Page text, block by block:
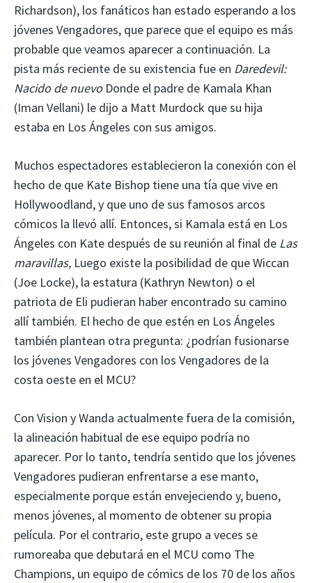
Richardson), los fanáticos han estado esperando a los
jóvenes Vengadores, que parece que el equipo es más
probable que veamos aparecer a continuación. La
pista más reciente de su existencia fue en Daredevil:
Nacido de nuevo Donde el padre de Kamala Khan
(Iman Vellani) le dijo a Matt Murdock que su hija
estaba en Los Ángeles con sus amigos.
Muchos espectadores establecieron la conexión con el
hecho de que Kate Bishop tiene una tía que vive en
Hollywoodland, y que uno de sus famosos arcos
cómicos la llevó allí. Entonces, si Kamala está en Los
Ángeles con Kate después de su reunión al final de Las
maravillas, Luego existe la posibilidad de que Wiccan
(Joe Locke), la estatura (Kathryn Newton) o el
patriota de Eli pudieran haber encontrado su camino
allí también. El hecho de que estén en Los Ángeles
también plantean otra pregunta: ¿podrían fusionarse
los jóvenes Vengadores con los Vengadores de la
costa oeste en el MCU?
Con Vision y Wanda actualmente fuera de la comisión,
la alineación habitual de ese equipo podría no
aparecer. Por lo tanto, tendría sentido que los jóvenes
Vengadores pudieran enfrentarse a ese manto,
especialmente porque están envejeciendo y, bueno,
menos jóvenes, al momento de obtener su propia
película. Por el contrario, este grupo a veces se
rumoreaba que debutará en el MCU como The
Champions, un equipo de cómics de los 70 de los años